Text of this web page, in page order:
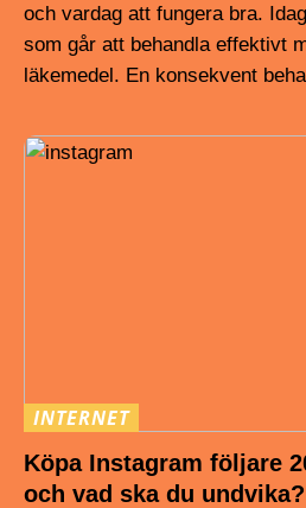
och vardag att fungera bra.
som går att behandla effektivt
läkemedel. En konsekvent
INTERNET
Köpa Instagram följare
och vad ska du undvika?